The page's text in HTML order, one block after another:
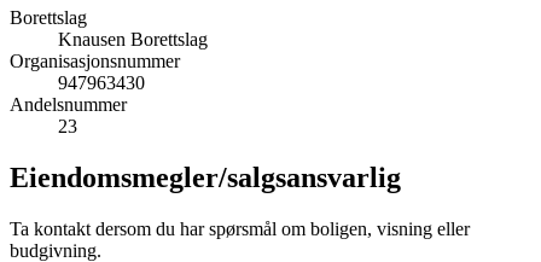
Borettslag
Knausen Borettslag
Organisasjonsnummer
947963430
Andelsnummer
23
Eiendomsmegler/salgsansvarlig
Ta kontakt dersom du har spørsmål om boligen, visning eller
budgivning.